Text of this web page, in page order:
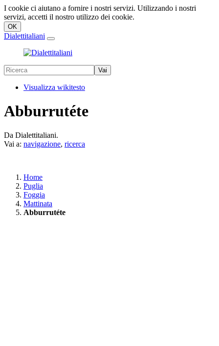
I cookie ci aiutano a fornire i nostri servizi. Utilizzando i nostri
servizi, accetti il nostro utilizzo dei cookie.
Dialettitaliani
Visualizza wikitesto
Abburrutéte
Da Dialettitaliani.
Vai a: navigazione, ricerca
Home
Puglia
Foggia
Mattinata
Abburrutéte